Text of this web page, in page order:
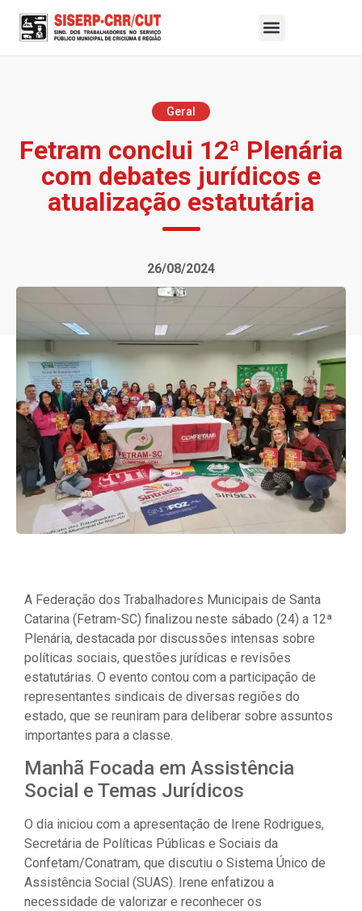
Geral
Fetram conclui 12ª Plenária
com debates jurídicos e
atualização estatutária
26/08/2024
A Federação dos Trabalhadores Municipais de Santa
Catarina (Fetram-SC) finalizou neste sábado (24) a 12ª
Plenária, destacada por discussões intensas sobre
políticas sociais, questões jurídicas e revisões
estatutárias. O evento contou com a participação de
representantes sindicais de diversas regiões do
estado, que se reuniram para deliberar sobre assuntos
importantes para a classe.
Manhã Focada em Assistência
Social e Temas Jurídicos
O dia iniciou com a apresentação de Irene Rodrigues,
Secretária de Políticas Públicas e Sociais da
Confetam/Conatram, que discutiu o Sistema Único de
Assistência Social (SUAS). Irene enfatizou a
necessidade de valorizar e reconhecer os